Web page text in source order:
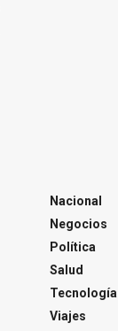
Nacional
Negocios
Política
Salud
Tecnología
Viajes